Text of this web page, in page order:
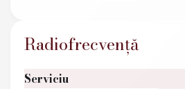
Radiofrecvență
Serviciu